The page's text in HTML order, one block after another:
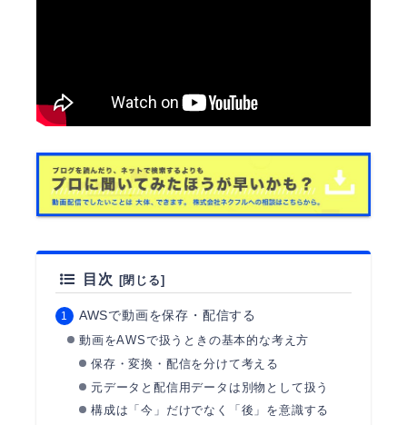
目次
AWSで動画を保存・配信する
動画をAWSで扱うときの基本的な考え方
保存・変換・配信を分けて考える
元データと配信用データは別物として扱う
構成は「今」だけでなく「後」を意識する